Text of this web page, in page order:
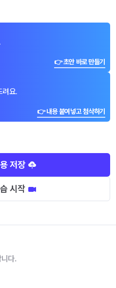
👉 초안 바로 만들기
려요.
👉 내용 붙여넣고 첨삭하기
저장
시작
다.